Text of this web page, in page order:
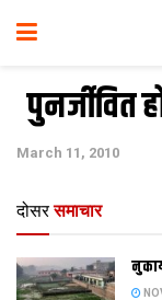
पुनर्जीवित
March 11, 2010
दोसर समाचार